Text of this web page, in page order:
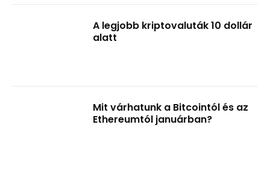
A legjobb kriptovaluták 10 dollár
alatt
Mit várhatunk a Bitcointól és az
Ethereumtól januárban?